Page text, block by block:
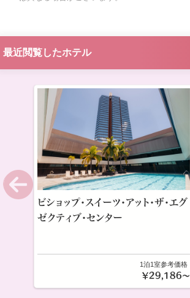
最近閲覧したホテル
ビショップ・スイーツ・アット・ザ・エグ
ゼクティブ・センター
1泊1室参考価格
￥29,186～